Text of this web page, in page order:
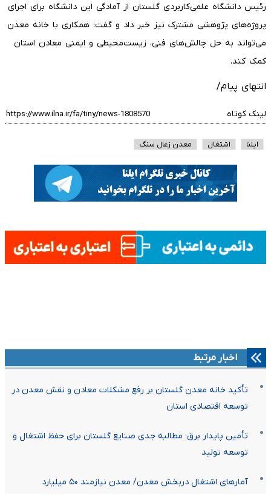
رئیس دانشگاه علمی‌کاربردی گلستان از آمادگی این دانشگاه برای اجرای
پروژه‌های پژوهشی مشترک نیز خبر داد و گفت: همکاری با خانه معدن
می‌تواند به حل چالش‌های فنی، زیست‌محیطی و ایمنی معادن استان
کمک کند.
انتهای پیام/
لینک کوتاه
ایلنا اشتغال معدن زغال سنگ
اخبار مرتبط
تأکید خانه معدن گلستان بر رفع مشکلات معادن و نقش معدن در
توسعه اقتصادی استان
تأمین پایدار برق؛ مطالبه جدی صنایع گلستان برای حفظ اشتغال و
توسعه تولید
آمارهای اشتغال دربخش معدن/ معدن نیازمند ۵۰ میلیارد